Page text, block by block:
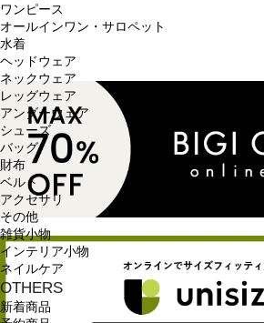
ワンピース
オールインワン・サロペット
水着
ヘッドウェア
ネックウェア
レッグウェア
アンダーウェア
シューズ
バッグ
財布
ベルト
アクセサリ
その他
雑貨小物
インテリア小物
ネイルケア
OTHERS
新着商品